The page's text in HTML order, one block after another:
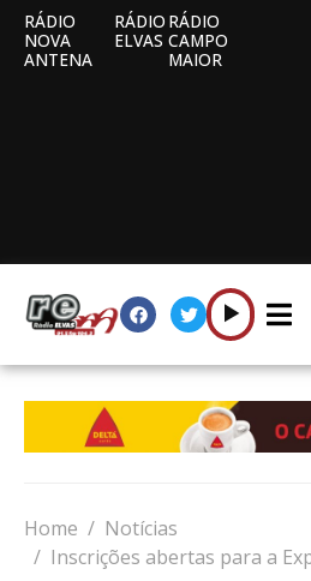
RÁDIO
NOVA
ANTENA
RÁDIO
ELVAS
RÁDIO
CAMPO
MAIOR
Home
Notícias
Inscrições abertas para a